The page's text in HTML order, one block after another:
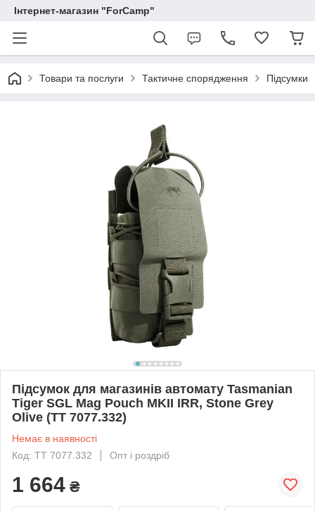
Інтернет-магазин "ForCamp"
Товари та послуги Тактичне спорядження Підсумки
Підсумок для магазинів автомату Tasmanian
Tiger SGL Mag Pouch MKII IRR, Stone Grey
Olive (TT 7077.332)
Немає в наявності
Код: TT 7077.332
Опт і роздріб
1 664 ₴